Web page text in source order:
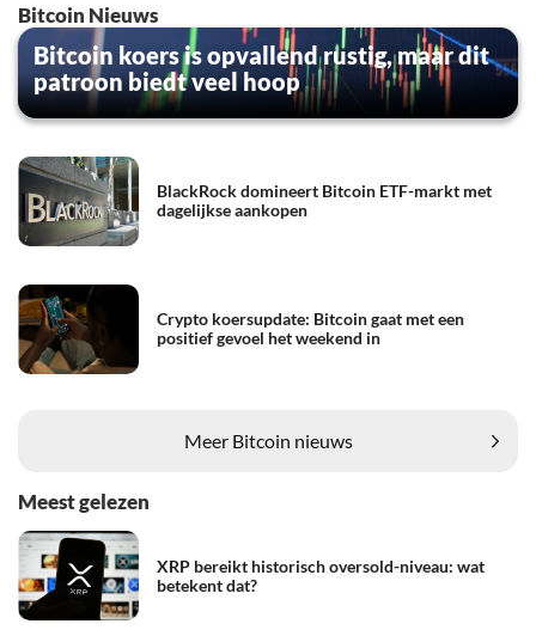
Bitcoin Nieuws
Bitcoin koers is opvallend rustig, maar dit
patroon biedt veel hoop
BlackRock domineert Bitcoin ETF-markt met
dagelijkse aankopen
Crypto koersupdate: Bitcoin gaat met een
positief gevoel het weekend in
Meer Bitcoin nieuws
Meest gelezen
XRP bereikt historisch oversold-niveau: wat
betekent dat?